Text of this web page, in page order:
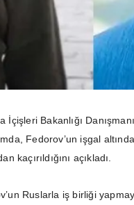
İçişleri Bakanlığı
Fedorov’un işgal
kaçırıldığını açıkladı.
Ruslarla iş birliği